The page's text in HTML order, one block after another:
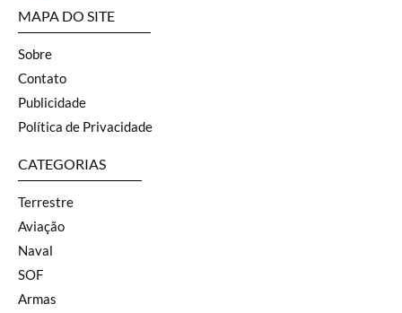
MAPA DO SITE
Sobre
Contato
Publicidade
Política de Privacidade
CATEGORIAS
Terrestre
Aviação
Naval
SOF
Armas